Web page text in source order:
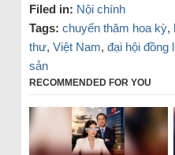
Filed in: Nội chính
Tags: chuyến thăm hoa kỳ,
thư, Việt Nam, đại hội đồng
sản
RECOMMENDED FOR YOU